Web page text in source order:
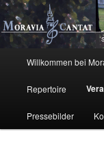
Zum
primären
Inhalt
springenMoravia
Willkommen bei
Repertoire
Pressebilder